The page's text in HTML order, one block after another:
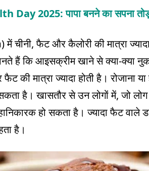
Day 2025: पापा बनने का सपना
फैट और कैलोरी की मात्रा
हैं कि आइसक्रीम खाने से क्या-क्या
की मात्रा ज्यादा होती है। रोजाना
है। खासतौर से उन लोगों में, जो
हो सकता है। ज्यादा फैट वाले
है।